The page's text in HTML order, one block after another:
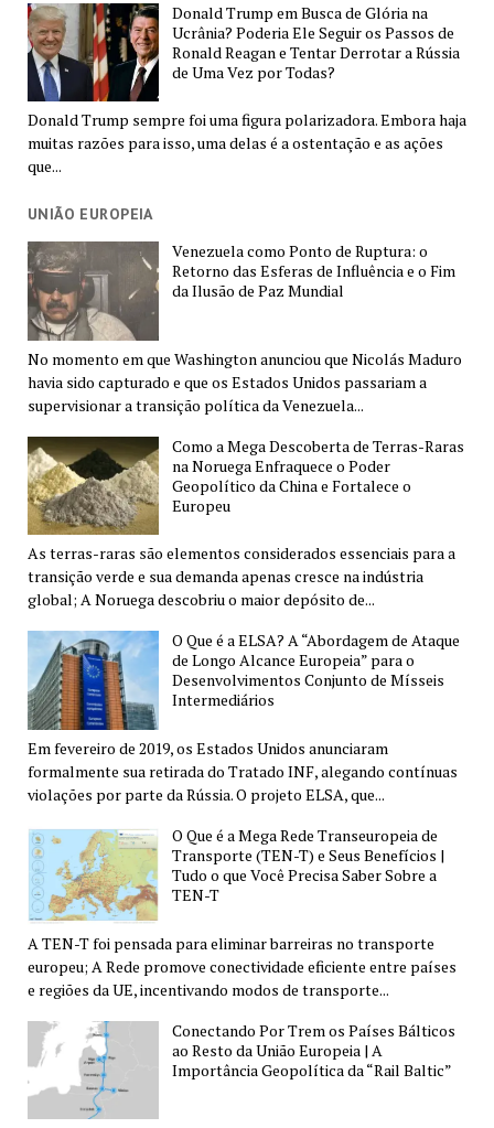
Donald Trump em Busca de Glória na
Ucrânia? Poderia Ele Seguir os Passos de
Ronald Reagan e Tentar Derrotar a Rússia
de Uma Vez por Todas?
Donald Trump sempre foi uma figura polarizadora. Embora haja
muitas razões para isso, uma delas é a ostentação e as ações
que...
UNIÃO EUROPEIA
Venezuela como Ponto de Ruptura: o
Retorno das Esferas de Influência e o Fim
da Ilusão de Paz Mundial
No momento em que Washington anunciou que Nicolás Maduro
havia sido capturado e que os Estados Unidos passariam a
supervisionar a transição política da Venezuela...
Como a Mega Descoberta de Terras-Raras
na Noruega Enfraquece o Poder
Geopolítico da China e Fortalece o
Europeu
As terras-raras são elementos considerados essenciais para a
transição verde e sua demanda apenas cresce na indústria
global; A Noruega descobriu o maior depósito de...
O Que é a ELSA? A “Abordagem de Ataque
de Longo Alcance Europeia” para o
Desenvolvimentos Conjunto de Mísseis
Intermediários
Em fevereiro de 2019, os Estados Unidos anunciaram
formalmente sua retirada do Tratado INF, alegando contínuas
violações por parte da Rússia. O projeto ELSA, que...
O Que é a Mega Rede Transeuropeia de
Transporte (TEN-T) e Seus Benefícios |
Tudo o que Você Precisa Saber Sobre a
TEN-T
A TEN-T foi pensada para eliminar barreiras no transporte
europeu; A Rede promove conectividade eficiente entre países
e regiões da UE, incentivando modos de transporte...
Conectando Por Trem os Países Bálticos
ao Resto da União Europeia | A
Importância Geopolítica da “Rail Baltic”